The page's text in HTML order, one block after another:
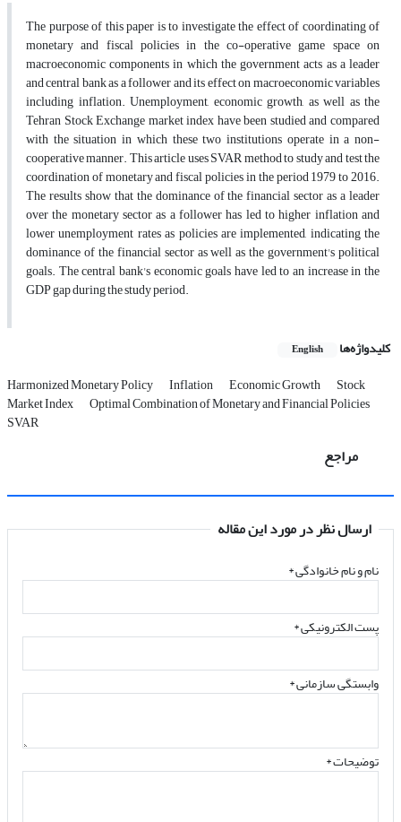
The purpose of this paper is to investigate the effect of coordinating of
monetary and fiscal policies in the co-operative game space on
macroeconomic components in which the government acts as a leader
and central bank as a follower and its effect on macroeconomic variables
including inflation. Unemployment, economic growth, as well as the
Tehran Stock Exchange market index have been studied and compared
with the situation in which these two institutions operate in a non-
cooperative manner. This article uses SVAR method to study and test the
coordination of monetary and fiscal policies in the period 1979 to 2016.
The results show that the dominance of the financial sector as a leader
over the monetary sector as a follower has led to higher inflation and
lower unemployment rates as policies are implemented, indicating the
dominance of the financial sector as well as the government's political
goals. The central bank's economic goals have led to an increase in the
GDP gap during the study period.
کلیدواژه‌ها English
Harmonized Monetary Policy Inflation Economic Growth Stock
Market Index Optimal Combination of Monetary and Financial Policies
SVAR
مراجع
ارسال نظر در مورد این مقاله
نام و نام خانوادگی*
پست الکترونیکی*
وابستگی سازمانی *
توضیحات *